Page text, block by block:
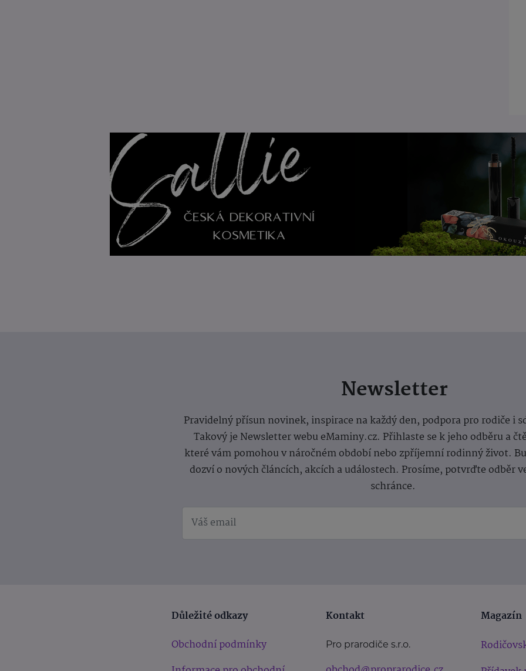
Newsletter
Pravidelný přísun novinek, inspirace na každý den, podpora pro rodiče i
Takový je Newsletter webu eMaminy.cz. Přihlaste se k jeho odběru a
které vám pomohou v náročném období nebo zpříjemní rodinný život.
dozví o nových článcích, akcích a událostech. Prosíme, potvrďte odběr
schránce.
Důležité odkazy
Obchodní podmínky
Kontakt
Pro prarodiče s.r.o.
Magazín